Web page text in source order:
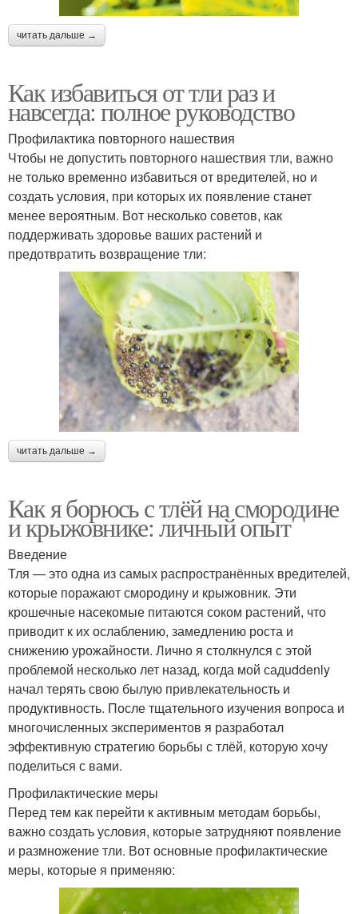
читать дальше →
Как избавиться от тли раз и
навсегда: полное руководство
Профилактика повторного нашествия
Чтобы не допустить повторного нашествия тли, важно
не только временно избавиться от вредителей, но и
создать условия, при которых их появление станет
менее вероятным. Вот несколько советов, как
поддерживать здоровье ваших растений и
предотвратить возвращение тли:
читать дальше →
Как я борюсь с тлёй на смородине
и крыжовнике: личный опыт
Введение
Тля — это одна из самых распространённых вредителей,
которые поражают смородину и крыжовник. Эти
крошечные насекомые питаются соком растений, что
приводит к их ослаблению, замедлению роста и
снижению урожайности. Лично я столкнулся с этой
проблемой несколько лет назад, когда мой садuddenly
начал терять свою былую привлекательность и
продуктивность. После тщательного изучения вопроса и
многочисленных экспериментов я разработал
эффективную стратегию борьбы с тлёй, которую хочу
поделиться с вами.
Профилактические меры
Перед тем как перейти к активным методам борьбы,
важно создать условия, которые затрудняют появление
и размножение тли. Вот основные профилактические
меры, которые я применяю: